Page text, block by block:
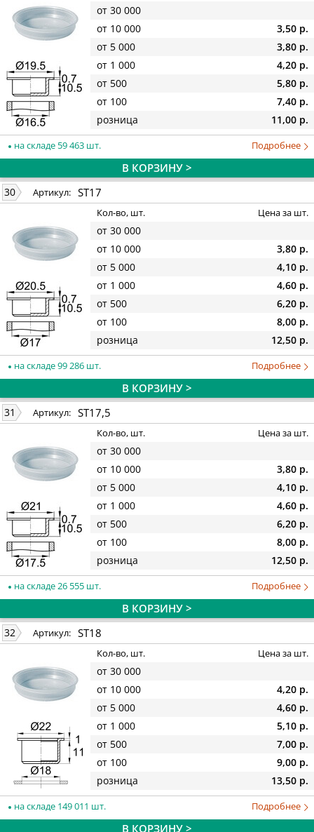
от 30 000
от 10 000
3,50 р.
от 5 000
3,80 р.
от 1 000
4,20 р.
от 500
5,80 р.
от 100
7,40 р.
розница
11,00 р.
на складе 59 463 шт. Подробнее
В КОРЗИНУ >
30 Артикул: ST17
Кол-во, шт. Цена за шт.
от 30 000
от 10 000
3,80 р.
от 5 000
4,10 р.
от 1 000
4,60 р.
от 500
6,20 р.
от 100
8,00 р.
розница
12,50 р.
на складе 99 286 шт. Подробнее
В КОРЗИНУ >
31 Артикул: ST17,5
Кол-во, шт. Цена за шт.
от 30 000
от 10 000
3,80 р.
от 5 000
4,10 р.
от 1 000
4,60 р.
от 500
6,20 р.
от 100
8,00 р.
розница
12,50 р.
на складе 26 555 шт. Подробнее
В КОРЗИНУ >
32 Артикул: ST18
Кол-во, шт. Цена за шт.
от 30 000
от 10 000
4,20 р.
от 5 000
4,60 р.
от 1 000
5,10 р.
от 500
7,00 р.
от 100
9,00 р.
розница
13,50 р.
на складе 149 011 шт. Подробнее
В КОРЗИНУ >